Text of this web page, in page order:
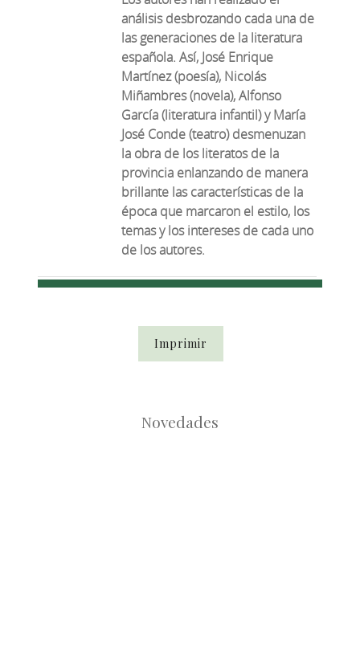
análisis desbrozando cada una de
las generaciones de la literatura
española. Así, José Enrique
Martínez (poesía), Nicolás
Miñambres (novela), Alfonso
García (literatura infantil) y María
José Conde (teatro) desmenuzan
la obra de los literatos de la
provincia enlanzando de manera
brillante las características de la
época que marcaron el estilo, los
temas y los intereses de cada uno
de los autores.
Imprimir
Novedades